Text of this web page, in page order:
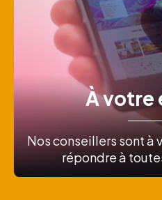
À votre
Nos conseillers sont à
répondre à